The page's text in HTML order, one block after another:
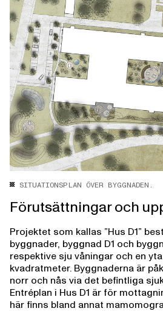
SITUATIONSPLAN ÖVER BYGGNADEN.
Förutsättningar och
Projektet som kallas ”Hus D1”
byggnader, byggnad D1 och
respektive sju våningar och en
kvadratmeter. Byggnaderna är
norr och nås via det befintliga
Entréplan i Hus D1 är för
här finns bland annat